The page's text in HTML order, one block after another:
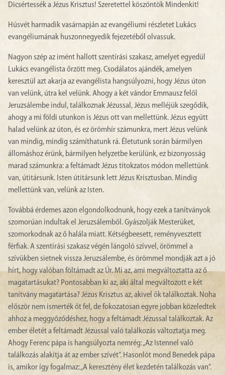
Dicsértessék a Jézus Krisztus! Szeretettel köszöntök Mindenkit!
Húsvét harmadik vasárnapján az evangéliumi részletet Lukács
evangéliumának huszonnegyedik fejezetéből olvassuk.
Nagyon szép az imént hallott szentírási szakasz, amelyet egyedül
Lukács evangélista őrzött meg. Csodálatos ajándék, amelyen
keresztül azt akarja az evangélista hangsúlyozni, hogy Jézus úton
van velünk, útra kel velünk. Ahogy a két vándor Emmausz felől
Jeruzsálembe indul, találkoznak Jézussal, Jézus melléjük szegődik,
ahogy a mi földi utunkon is Jézus ott van mellettünk. Jézus együtt
halad velünk az úton, és ez örömhír számunkra, mert Jézus velünk
van mindig, mindig számíthatunk rá. Életutunk során bármilyen
állomáshoz érünk, bármilyen helyzetbe kerülünk, ez bizonyosság
marad számunkra: a feltámadt Jézus titokzatos módon mellettünk
van, útitársunk. Isten útitársunk lett Jézus Krisztusban. Mindig
mellettünk van, velünk az Isten.
Továbbá érdemes azon elgondolkodnunk, hogy ezek a tanítványok
szomorúan indultak el Jeruzsálemből. Gyászolják Mesterüket,
szomorkodnak az ő halála miatt. Kétségbeesett, reményvesztett
férfiak. A szentírási szakasz végén lángoló szívvel, örömmel a
szívükben sietnek vissza Jeruzsálembe, és örömmel mondják azt a jó
hírt, hogy valóban föltámadt az Úr. Mi az, ami megváltoztatta az ő
magatartásukat? Pontosabban ki az, aki által megváltozott e két
tanítvány magatartása? Jézus Krisztus az, akivel ők találkoztak. Noha
először nem ismerték őt fel, de fokozatosan egyre jobban közeledtek
ahhoz a meggyőződéshez, hogy a feltámadt Jézussal találkoztak. Az
ember életét a feltámadt Jézussal való találkozás változtatja meg.
Ahogy Ferenc pápa is hangsúlyozta nemrég: „Az Istennel való
találkozás alakítja át az ember szívét”. Hasonlót mond Benedek pápa
is, amikor így fogalmaz: „A keresztény élet kezdetén találkozás van”.